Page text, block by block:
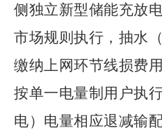
侧独立新型储能充放
市场规则执行，抽水
缴纳上网环节线损费
按单一电量制用户执
电）电量相应退减输